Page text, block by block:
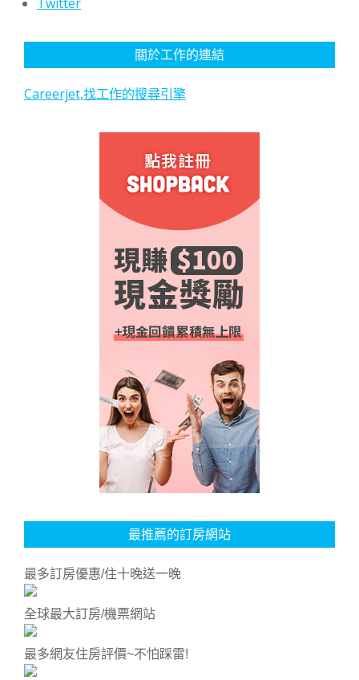
關於工作的連結
Careerjet,找工作的搜尋引擎
最推薦的訂房網站
最多訂房優惠/住十晚送一晚
全球最大訂房/機票網站
最多網友住房評價~不怕踩雷!